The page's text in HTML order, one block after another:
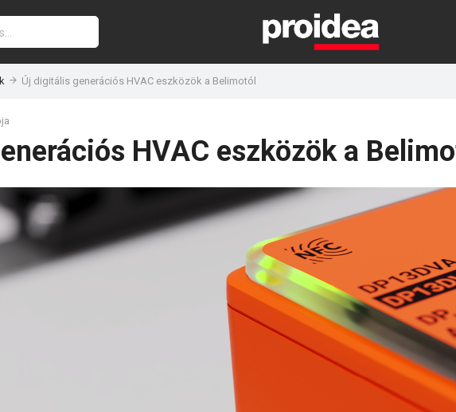
Új digitális generációs HVAC eszközök a Belimotól
HVAC eszközök a